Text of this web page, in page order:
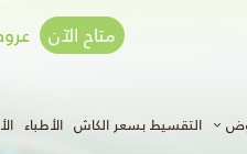
متاح الآن
التقسيط بسعر الكاش الأطباء